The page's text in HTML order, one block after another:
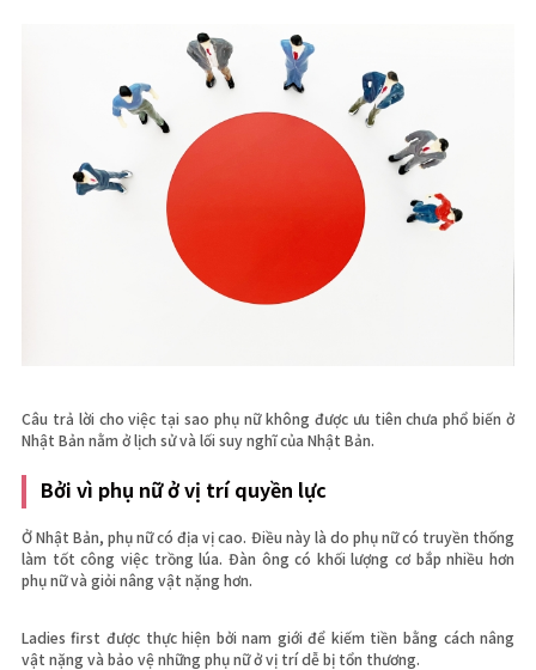
Câu trả lời cho việc tại sao phụ nữ không được ưu tiên chưa phổ biến ở
Nhật Bản nằm ở lịch sử và lối suy nghĩ của Nhật Bản.
Bởi vì phụ nữ ở vị trí quyền lực
Ở Nhật Bản, phụ nữ có địa vị cao. Điều này là do phụ nữ có truyền thống
làm tốt công việc trồng lúa. Đàn ông có khối lượng cơ bắp nhiều hơn
phụ nữ và giỏi nâng vật nặng hơn.
Ladies first được thực hiện bởi nam giới để kiếm tiền bằng cách nâng
vật nặng và bảo vệ những phụ nữ ở vị trí dễ bị tổn thương.